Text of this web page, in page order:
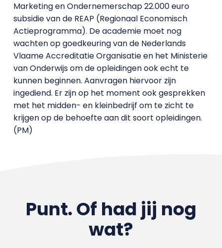
Marketing en Ondernemerschap 22.000 euro
subsidie van de REAP (Regionaal Economisch
Actieprogramma). De academie moet nog
wachten op goedkeuring van de Nederlands
Vlaame Accreditatie Organisatie en het Ministerie
van Onderwijs om de opleidingen ook echt te
kunnen beginnen. Aanvragen hiervoor zijn
ingediend. Er zijn op het moment ook gesprekken
met het midden- en kleinbedrijf om te zicht te
krijgen op de behoefte aan dit soort opleidingen.
(PM)
Punt. Of had jij nog
wat?